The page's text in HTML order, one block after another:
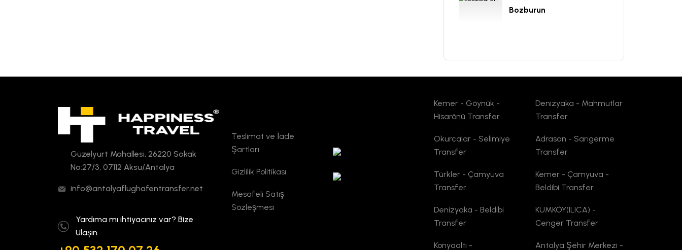
Bozburun
Güzelyurt Mahallesi, 26220 Sokak
No:27/3, 07112 Aksu/Antalya
info@antalyaflughafentransfer.net
Yardıma mı ihtiyacınız var? Bize
Ulaşın
Teslimat ve İade
Şartları
Gizlilik Politikası
Mesafeli Satış
Sözleşmesi
Kemer - Göynük -
Hisarönü Transfer
Okurcalar - Selimiye
Transfer
Türkler - Çamyuva
Transfer
Denizyaka - Beldibi
Transfer
Konyaaltı -
Denizyaka - Mahmutlar
Transfer
Adrasan - Sarıgerme
Transfer
Kemer - Çamyuva -
Beldibi Transfer
KUMKÖY(ILICA) -
Cenger Transfer
Antalya Şehir Merkezi -